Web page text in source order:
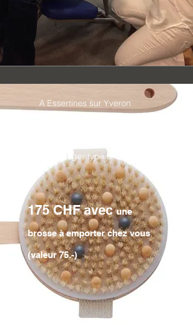
A Essertines sur Yveron
habits léger type short
175 CHF avecune
brosse à emporter chez vous
(valeur 75.-)